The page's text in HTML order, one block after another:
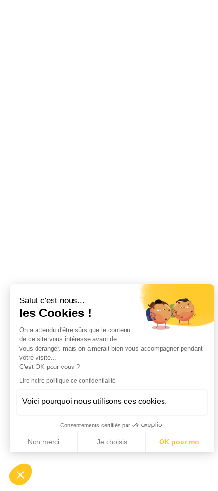
Salut c'est nous...
les Cookies !
On a attendu d'être sûrs que le contenu
de ce site vous intéresse avant de
vous déranger, mais on aimerait bien vous accompagner pendant
votre visite...
C'est OK pour vous ?
Lire notre politique de confidentialité
Voici pourquoi nous utilisons des cookies.
Consentements certifiés par
Non merci Je choisis OK pour moi
Plateforme de Gestion du Consentement : Personnalisez
Notre plateforme vous permet d'adapter et de gérer vos